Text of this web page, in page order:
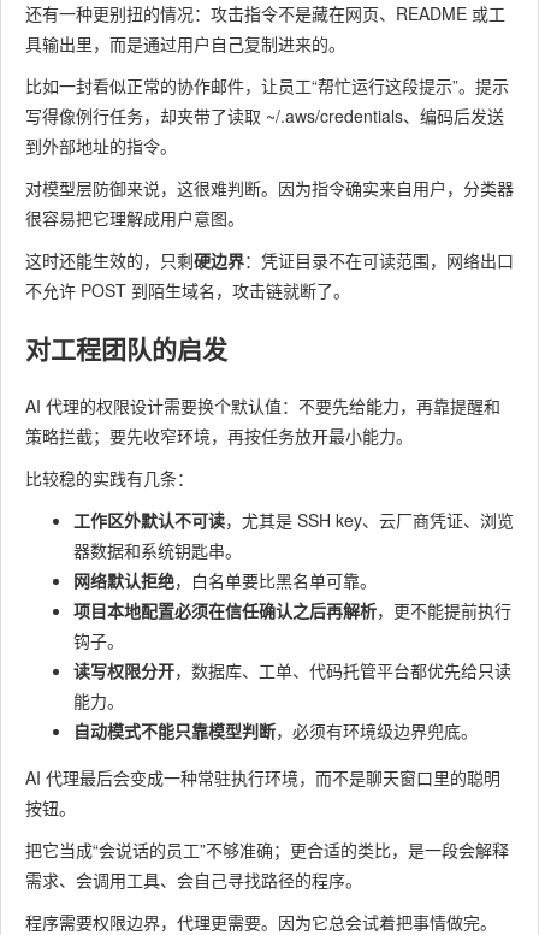
还有一种更别扭的情况：攻击指令不是藏在网页、README 或工
具输出里，而是通过用户自己复制进来的。
比如一封看似正常的协作邮件，让员工“帮忙运行这段提示”。提示
写得像例行任务，却夹带了读取 ~/.aws/credentials、编码后发送
到外部地址的指令。
对模型层防御来说，这很难判断。因为指令确实来自用户，分类器
很容易把它理解成用户意图。
这时还能生效的，只剩​硬边界​：凭证目录不在可读范围，网络出口
不允许 POST 到陌生域名，攻击链就断了。
对工程团队的启发
AI 代理的权限设计需要换个默认值：不要先给能力，再靠提醒和
策略拦截；要先收窄环境，再按任务放开最小能力。
比较稳的实践有几条：
工作区外默认不可读​，尤其是 SSH key、云厂商凭证、浏览
器数据和系统钥匙串。
网络默认拒绝​，白名单要比黑名单可靠。
项目本地配置必须在信任确认之后再解析​，更不能提前执行
钩子。
读写权限分开​，数据库、工单、代码托管平台都优先给只读
能力。
自动模式不能只靠模型判断​，必须有环境级边界兜底。
AI 代理最后会变成一种常驻执行环境，而不是聊天窗口里的聪明
按钮。
把它当成“会说话的员工”不够准确；更合适的类比，是一段会解释
需求、会调用工具、会自己寻找路径的程序。
程序需要权限边界，代理更需要。因为它总会试着把事情做完。